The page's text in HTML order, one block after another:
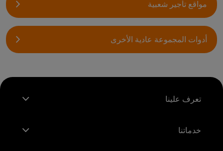
مواقع تأجير شعبية
أدوات المجموعة عادية الأخرى
تعرف علينا
خدماتنا